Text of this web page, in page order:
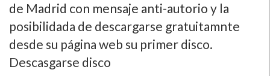
de Madrid con mensaje anti-autorio y la
posibilidada de descargarse gratuitamnte
desde su página web su primer disco.
Descasgarse disco